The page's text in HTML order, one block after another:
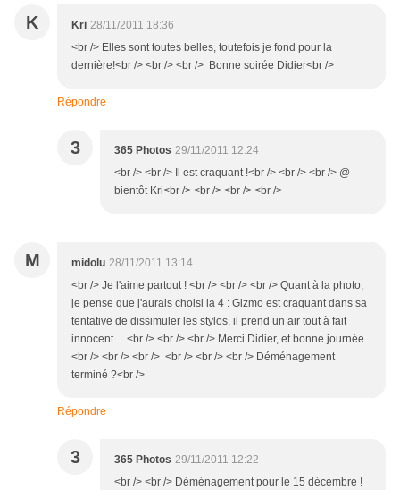
K Kri 28/11/2011 18:36
<br /> Elles sont toutes belles, toutefois je fond pour la
dernière!<br /> <br /> <br /> Bonne soirée Didier<br />
Répondre
3 365 Photos 29/11/2011 12:24
<br /> <br /> Il est craquant !<br /> <br /> <br /> @
bientôt Kri<br /> <br /> <br /> <br />
M midolu 28/11/2011 13:14
<br /> Je l'aime partout ! <br /> <br /> <br /> Quant à la photo,
je pense que j'aurais choisi la 4 : Gizmo est craquant dans sa
tentative de dissimuler les stylos, il prend un air tout à fait
innocent ... <br /> <br /> <br /> Merci Didier, et bonne journée.
<br /> <br /> <br /> <br /> <br /> <br /> Déménagement
terminé ?<br />
Répondre
3 365 Photos 29/11/2011 12:22
<br /> <br /> Déménagement pour le 15 décembre !